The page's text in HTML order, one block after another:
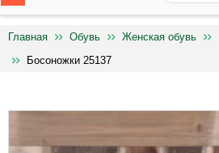
Главная Обувь Женская обувь
Босоножки 25137